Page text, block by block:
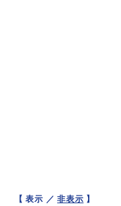
【 表示 ／非表示 】